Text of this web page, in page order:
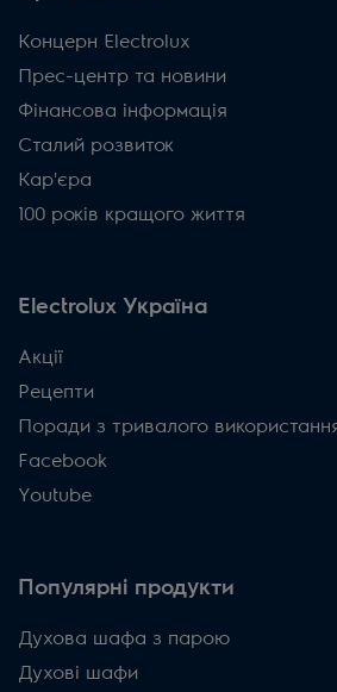
Концерн Electrolux
Прес-центр та новини
Фінансова інформація
Сталий розвиток
Кар'єра
100 років кращого життя
Electrolux Україна
Акції
Рецепти
Поради з тривалого
Facebook
Youtube
Популярні продукти
Духова шафа з парою
Духові шафи